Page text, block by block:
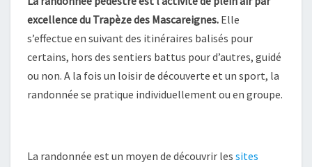
excellence du Trapèze des Mascareignes. Elle
s’effectue en suivant des itinéraires balisés pour
certains, hors des sentiers battus pour d’autres, guidé
ou non. A la fois un loisir de découverte et un sport, la
randonnée se pratique individuellement ou en groupe.
La randonnée est un moyen de découvrir les sites